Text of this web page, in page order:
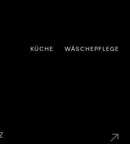
KÜCHE WÄSCHEPFLEGE